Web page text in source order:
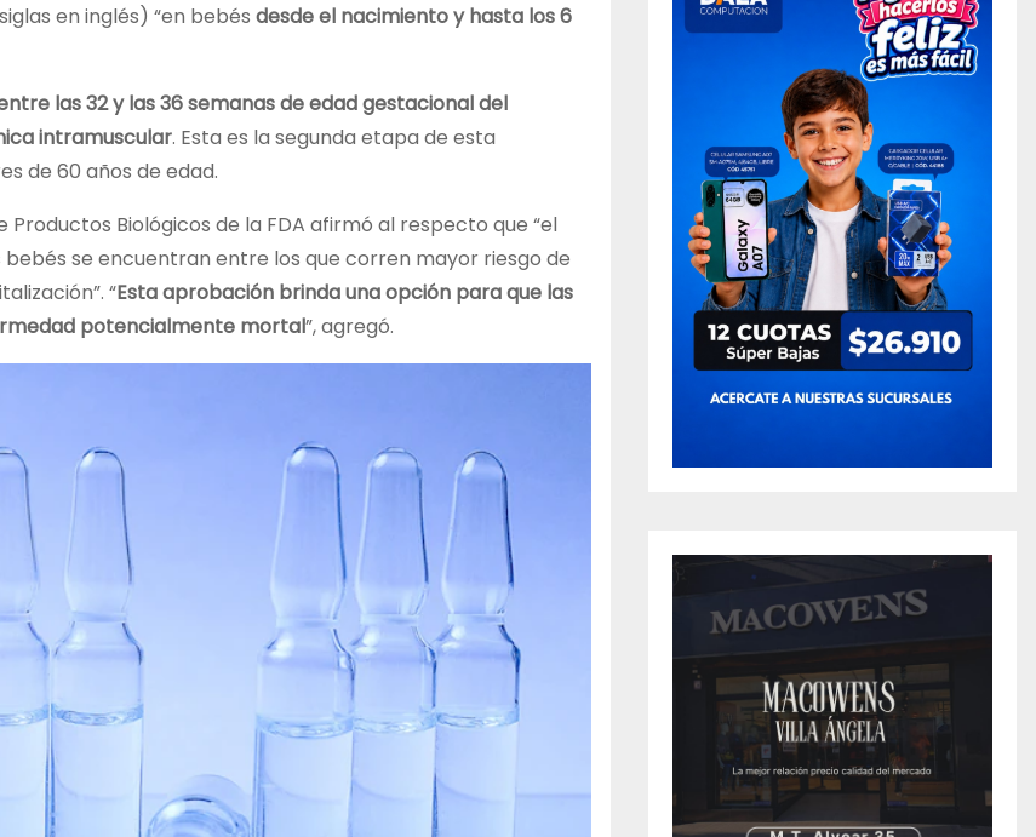
en inglés) “en bebés desde el nacimiento y hasta los 6
las 32 y las 36 semanas de edad gestacional del
intramuscular. Esta es la segunda etapa de esta
de 60 años de edad.
Biológicos de la FDA afirmó al respecto que “el
bebés se encuentran entre los que corren mayor riesgo de
“Esta aprobación brinda una opción para que las
potencialmente mortal”, agregó.